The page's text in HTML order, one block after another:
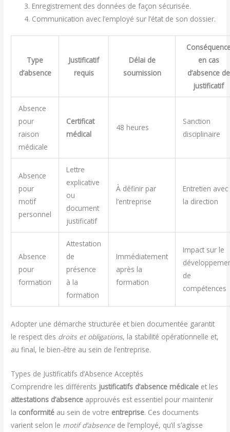
Enregistrement des données de façon sécurisée.
Communication avec l’employé sur l’état de son dossier.
Type
d’absence
Justificatif
requis
Délai de
soumission
en cas
d’absence de
justificatif
Absence
pour
raison
médicale
Certificat
médical
48 heures
Sanction
disciplinaire
Absence
pour
motif
personnel
Lettre
explicative
ou
document
justificatif
À définir par
l’entreprise
Entretien avec
la direction
Absence
pour
formation
Attestation
de
présence
à la
formation
Immédiatement
après la
formation
Impact sur le
de
compétences
Adopter une démarche structurée et bien documentée garantit
le respect des droits et obligations, la stabilité opérationnelle et,
au final, le bien-être au sein de l’entreprise.
Types de Justificatifs d’Absence Acceptés
Comprendre les différents justificatifs d’absence médicale et les
attestations d’absence approuvés est essentiel pour maintenir
la conformité au sein de votre entreprise. Ces documents
varient selon le motif d’absence de l’employé, qu’il s’agisse